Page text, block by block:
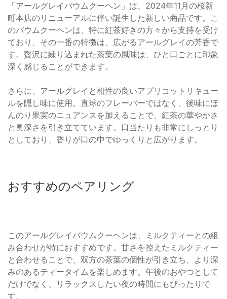
「アールグレイバウムクーヘン」は、2024年11月の桜新
町本店のリニューアルに伴い誕生した新しい商品です。こ
のバウムクーヘンは、特に紅茶好きの方々から支持を受け
ており、その一番の特徴は、広がるアールグレイの芳香で
す。贅沢に練り込まれた茶葉の風味は、ひと口ごとに印象
深く感じることができます。
さらに、アールグレイと相性の良いアプリコットリキュー
ルを隠し味に使用。直球のフレーバーではなく、後味にほ
んのり果実のニュアンスを加えることで、紅茶の華やかさ
と奥深さを引き立てています。口当たりも非常にしっとり
としており、香りが口の中でゆっくりと広がります。
おすすめのペアリング
このアールグレイバウムクーヘンは、ミルクティーとの組
み合わせが特におすすめです。甘さを控えたミルクティー
と合わせることで、双方の茶葉の個性が引き立ち、より深
みのあるティータイムを楽しめます。午後のおやつとして
だけでなく、リラックスしたい夜の時間にもぴったりで
す。